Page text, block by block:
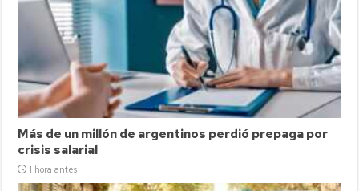
Más de un millón de argentinos perdió prepaga por
crisis salarial
1 hora antes